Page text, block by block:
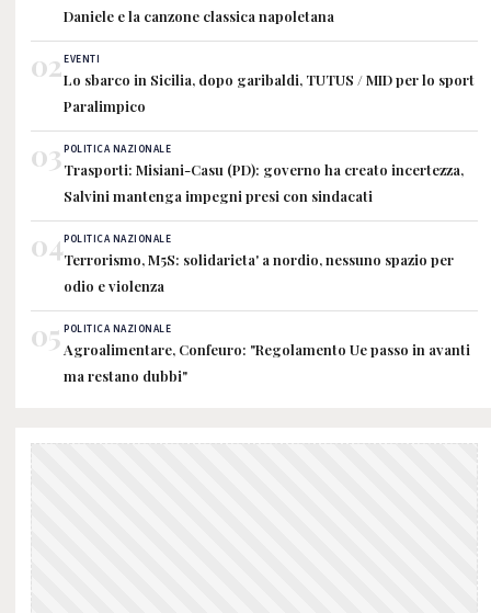
Daniele e la canzone classica napoletana
02EVENTI
Lo sbarco in Sicilia, dopo garibaldi, TUTUS / MID per lo sport
Paralimpico
03POLITICA NAZIONALE
Trasporti: Misiani-Casu (PD): governo ha creato incertezza,
Salvini mantenga impegni presi con sindacati
04POLITICA NAZIONALE
Terrorismo, M5S: solidarieta' a nordio, nessuno spazio per
odio e violenza
05 POLITICA NAZIONALE
Agroalimentare, Confeuro: "Regolamento Ue passo in avanti
ma restano dubbi"